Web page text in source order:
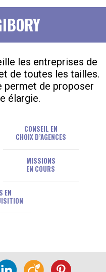
les entreprises de
de toutes les tailles.
permet de proposer
élargie.
CONSEIL EN
CHOIX D’AGENCES
MISSIONS
EN COURS
EN